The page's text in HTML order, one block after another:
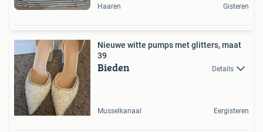
Haaren Gisteren
Nieuwe witte pumps met glitters, maat
39
Bieden Details
Musselkanaal Eergisteren